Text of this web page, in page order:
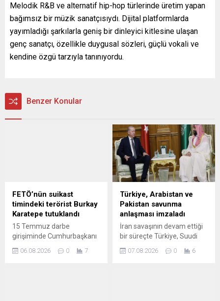
Melodik R&B ve alternatif hip-hop türlerinde üretim yapan
bağımsız bir müzik sanatçısıydı. Dijital platformlarda
yayımladığı şarkılarla geniş bir dinleyici kitlesine ulaşan
genç sanatçı, özellikle duygusal sözleri, güçlü vokali ve
kendine özgü tarzıyla tanınıyordu.
Benzer Konular
FETÖ’nün suikast
timindeki terörist Burkay
Karatepe tutuklandı
15 Temmuz darbe
girişiminde Cumhurbaşkanı
yönelik Marmaris'te
06.08.2026 0 7
Türkiye, Arabistan ve
Pakistan savunma
anlaşması imzaladı
İran savaşının devam ettiği
bir süreçte Türkiye, Suudi
liderleri Mekke'de ortak
07.08.2026 0 6